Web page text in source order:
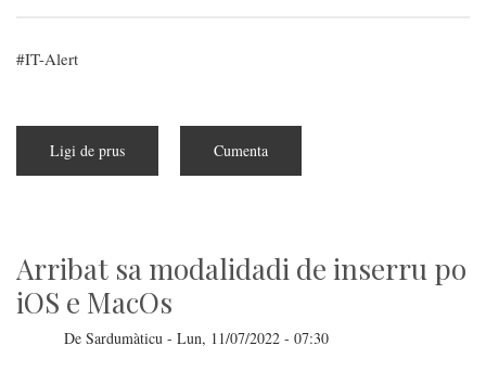
IT-Alert
Ligi de prus
de
Alert?
Fait
a
ddu
studai?
Cumenta
Arribat sa modalidadi de inserru po
iOS e MacOs
De Sardumàticu - Lun, 11/07/2022 - 07:30